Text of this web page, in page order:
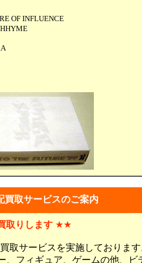
OF INFLUENCE
買取サービスのご案内
取りします ★★
取サービスを実施しております
フィギュア、ゲームの他、ビ